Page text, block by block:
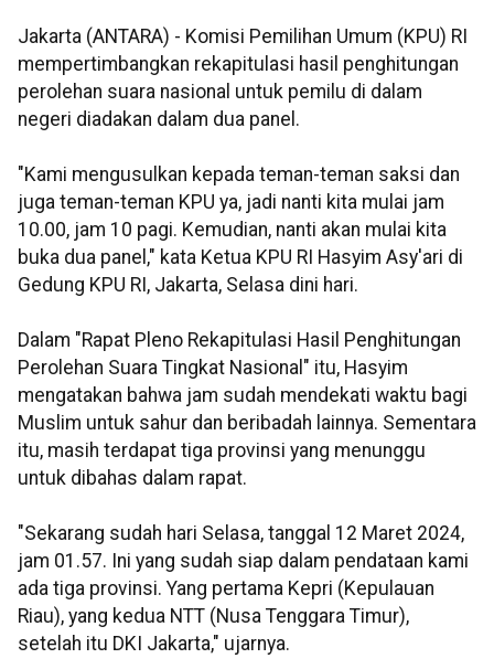
Jakarta (ANTARA) - Komisi Pemilihan Umum (KPU) RI
mempertimbangkan rekapitulasi hasil penghitungan
perolehan suara nasional untuk pemilu di dalam
negeri diadakan dalam dua panel.
"Kami mengusulkan kepada teman-teman saksi dan
juga teman-teman KPU ya, jadi nanti kita mulai jam
10.00, jam 10 pagi. Kemudian, nanti akan mulai kita
buka dua panel," kata Ketua KPU RI Hasyim Asy'ari di
Gedung KPU RI, Jakarta, Selasa dini hari.
Dalam "Rapat Pleno Rekapitulasi Hasil Penghitungan
Perolehan Suara Tingkat Nasional" itu, Hasyim
mengatakan bahwa jam sudah mendekati waktu bagi
Muslim untuk sahur dan beribadah lainnya. Sementara
itu, masih terdapat tiga provinsi yang menunggu
untuk dibahas dalam rapat.
"Sekarang sudah hari Selasa, tanggal 12 Maret 2024,
jam 01.57. Ini yang sudah siap dalam pendataan kami
ada tiga provinsi. Yang pertama Kepri (Kepulauan
Riau), yang kedua NTT (Nusa Tenggara Timur),
setelah itu DKI Jakarta," ujarnya.